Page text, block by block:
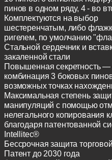
пинов в одном ряду, 4 - во
Комплектуются на выбор
шестеренчатым, либо
ригелем, по умолчанию
Стальной сердечник и
закаленной стали
Повышенная секретность —
комбинация 3 боковых
возможных точках
Максимальная степень
манипуляций с помощью
нелегального копирования
благодаря патентованной
Intellitec®
Бессрочная защита
Патент до 2030 года